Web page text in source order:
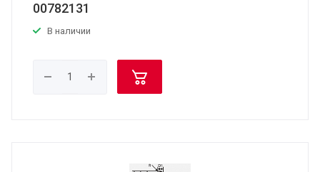
00782131
В наличии